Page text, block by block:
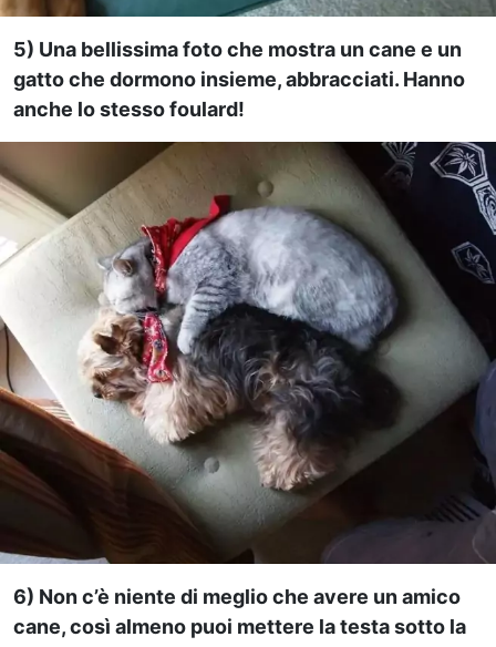
5) Una bellissima foto che mostra un cane e un
gatto che dormono insieme, abbracciati. Hanno
anche lo stesso foulard!
6) Non c’è niente di meglio che avere un amico
cane, così almeno puoi mettere la testa sotto la